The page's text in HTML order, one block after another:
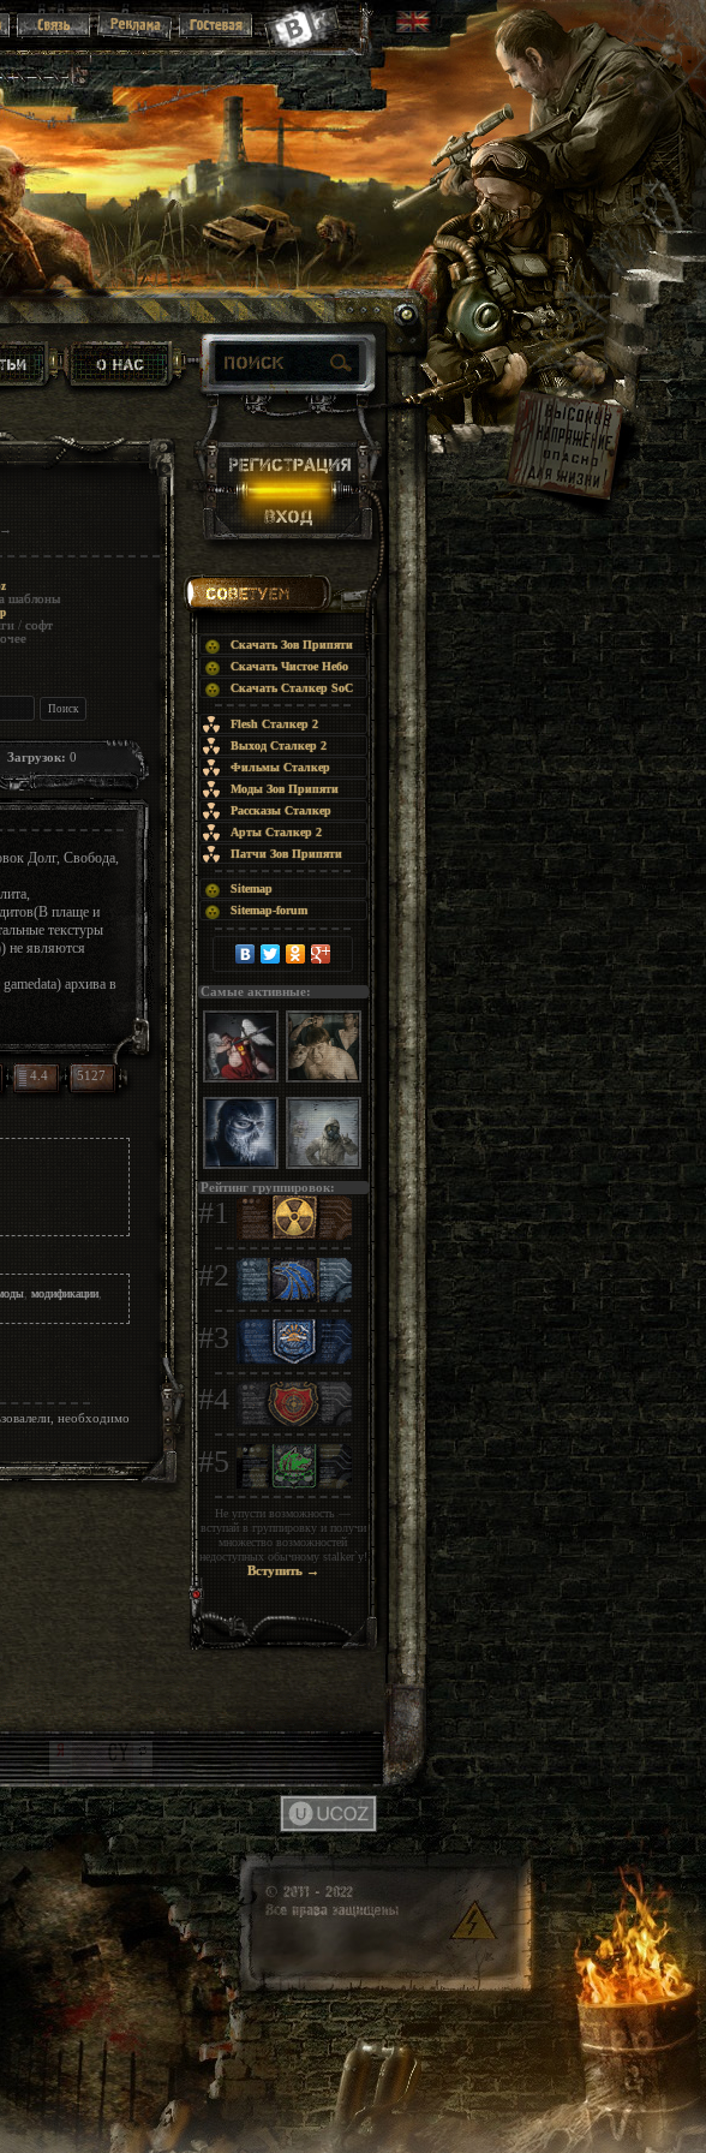
шаблоны
/ софт
Загрузок: 0
Долг, Свобода,
плаще и
текстуры
не являются
архива в
4.4 5127
, модификации,
необходимо
Скачать Зов Припяти
Скачать Чистое Небо
Скачать Сталкер SoC
Flesh Сталкер 2
Выход Сталкер 2
Фильмы Сталкер
Моды Зов Припяти
Рассказы Сталкер
Арты Сталкер 2
Патчи Зов Припяти
Sitemap
Sitemap-forum
Самые активные:
Рейтинг группировок:
#1
#2
#3
#4
#5
Не упусти возможность —
вступай в группировку и получи
множество возможностей
недоступных обычному stalker`у!
Вступить →